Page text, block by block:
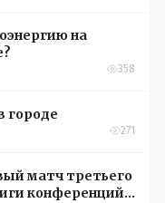
на
358
городе
271
матч третьего
конференций